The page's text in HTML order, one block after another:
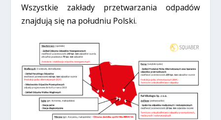
Wszystkie zakłady przetwarzania odpadów
znajdują się na południu Polski.